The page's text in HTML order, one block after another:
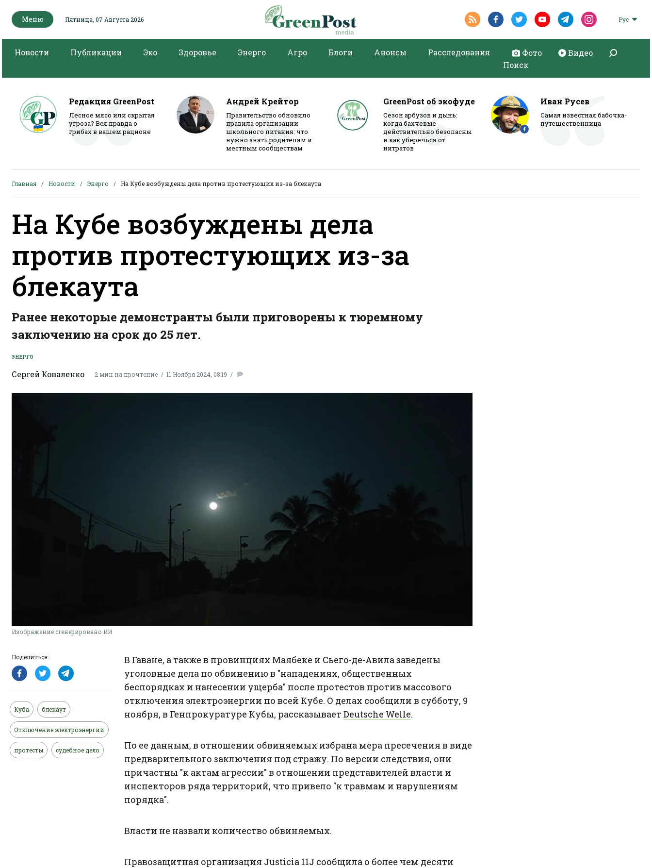
Меню Пятница, 07 Августа 2026 Рус
Новости Публикации Эко Здоровье Энерго Агро Блоги Анонсы Расследования Фото
Видео
Поиск
Редакция GreenPost
Лесное мясо или скрытая
угроза? Вся правда о
грибах в вашем рационе
Андрей Крейтор
Правительство обновило
правила организации
школьного питания: что
нужно знать родителям и
местным сообществам
GreenPost об экофуде
Сезон арбузов и дынь:
когда бахчевые
действительно безопасны
и как уберечься от
нитратов
Иван Русев
Самая известная бабочка-
путешественница
Главная Новости Энерго На Кубе возбуждены дела против протестующих из-за блекаута
На Кубе возбуждены дела
против протестующих из-за
блекаута
Ранее некоторые демонстранты были приговорены к тюремному
заключению на срок до 25 лет.
ЭНЕРГО
Сергей Коваленко 2 мин на прочтение 11 Ноября 2024, 08:19
Изображение сгенерировано ИИ
Поделиться:
Куба блекаут
Отключение электроэнергии
протесты судебное дело
В Гаване, а также в провинциях Маябеке и Сьего-де-Авила заведены
уголовные дела по обвинению в "нападениях, общественных
беспорядках и нанесении ущерба" после протестов против массового
отключения электроэнергии по всей Кубе. О делах сообщили в субботу, 9
ноября, в Генпрокуратуре Кубы, рассказывает Deutsche Welle.
По ее данным, в отношении обвиняемых избрана мера пресечения в виде
предварительного заключения под стражу. По версии следствия, они
причастны "к актам агрессии" в отношении представителей власти и
инспекторов ряда территорий, что привело "к травмам и нарушениям
порядка".
Власти не назвали количество обвиняемых.
Правозащитная организация Justicia 11J сообщила о более чем десяти